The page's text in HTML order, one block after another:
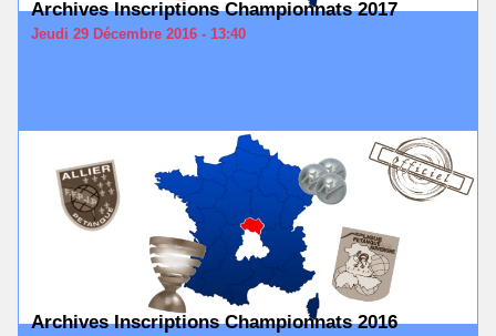
Archives Inscriptions Championnats 2017
Jeudi 29 Décembre 2016 - 13:40
Archives Inscriptions Championnats 2016